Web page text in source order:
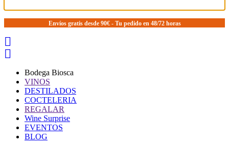
Envíos gratis desde 90€ - Tu pedido en 48/72 horas


Bodega Biosca
VINOS
DESTILADOS
COCTELERIA
REGALAR
Wine Surprise
EVENTOS
BLOG